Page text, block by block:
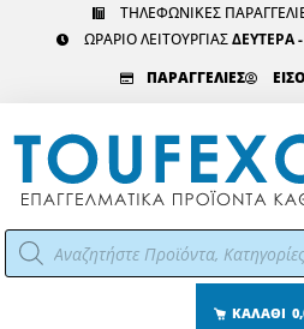
ΤΗΛΕΦΩΝΙΚΕΣ
ΩΡΑΡΙΟ ΛΕΙΤΟΥΡΓΙΑΣΔΕΥΤΕΡΑ
ΠΑΡΑΓΓΕΛΙΕΣ
Αναζήτηση
προϊόντων
ΚΑΛΑΘΙ